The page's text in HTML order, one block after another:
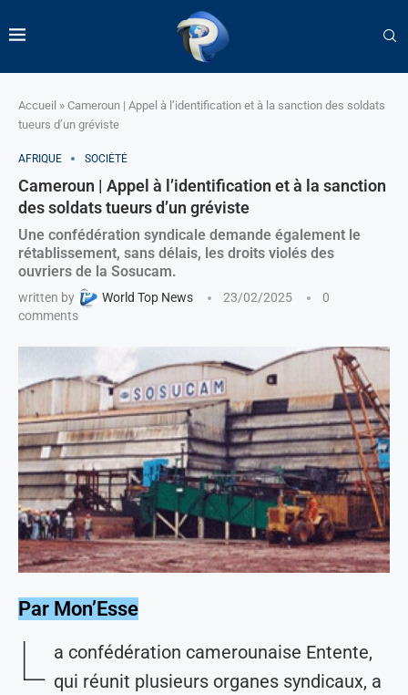
Accueil » Cameroun | Appel à l’identification et à la sanction des soldats
tueurs d’un gréviste
AFRIQUE SOCIÉTÉ
Cameroun | Appel à l’identification et à la sanction
des soldats tueurs d’un gréviste
Une confédération syndicale demande également le
rétablissement, sans délais, les droits violés des
ouvriers de la Sosucam.
written by World Top News 23/02/2025
0
comments
Par Mon’Esse
L a confédération camerounaise Entente,
qui réunit plusieurs organes syndicaux, a